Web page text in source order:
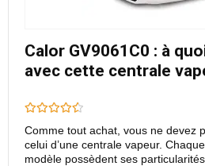
Calor GV9061C0 : à
avec cette centrale
Comme tout achat, vous ne devez
celui d’une centrale vapeur.
modèle possèdent ses